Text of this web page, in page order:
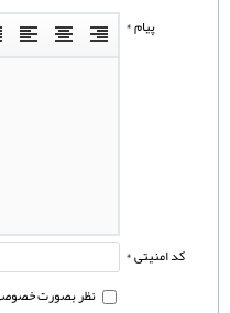
پیام *
کد امنیتی *
نظر بصورت خصوصی